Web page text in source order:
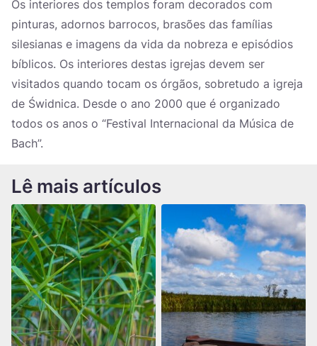
Os interiores dos templos foram decorados com
pinturas, adornos barrocos, brasões das famílias
silesianas e imagens da vida da nobreza e episódios
bíblicos. Os interiores destas igrejas devem ser
visitados quando tocam os órgãos, sobretudo a igreja
de Świdnica. Desde o ano 2000 que é organizado
todos os anos o “Festival Internacional da Música de
Bach”.
Lê mais artículos